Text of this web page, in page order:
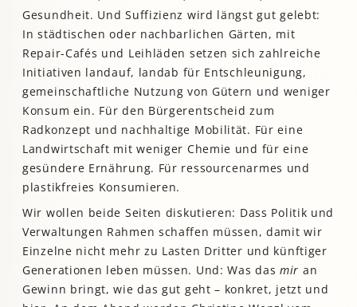
Gesundheit. Und Suffizienz wird längst gut gelebt:
In städtischen oder nachbarlichen Gärten, mit
Repair-Cafés und Leihläden setzen sich zahlreiche
Initiativen landauf, landab für Entschleunigung,
gemeinschaftliche Nutzung von Gütern und weniger
Konsum ein. Für den Bürgerentscheid zum
Radkonzept und nachhaltige Mobilität. Für eine
Landwirtschaft mit weniger Chemie und für eine
gesündere Ernährung. Für ressourcenarmes und
plastikfreies Konsumieren.
Wir wollen beide Seiten diskutieren: Dass Politik und
Verwaltungen Rahmen schaffen müssen, damit wir
Einzelne nicht mehr zu Lasten Dritter und künftiger
Generationen leben müssen. Und: Was dasmir an
Gewinn bringt, wie das gut geht – konkret, jetzt und